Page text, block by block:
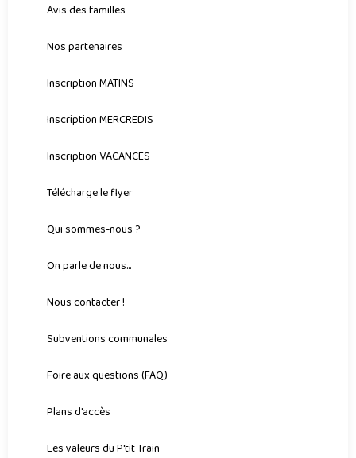
Avis des familles
Nos partenaires
Inscription MATINS
Inscription MERCREDIS
Inscription VACANCES
Télécharge le flyer
Qui sommes-nous ?
On parle de nous...
Nous contacter !
Subventions communales
Foire aux questions (FAQ)
Plans d'accès
Les valeurs du P'tit Train